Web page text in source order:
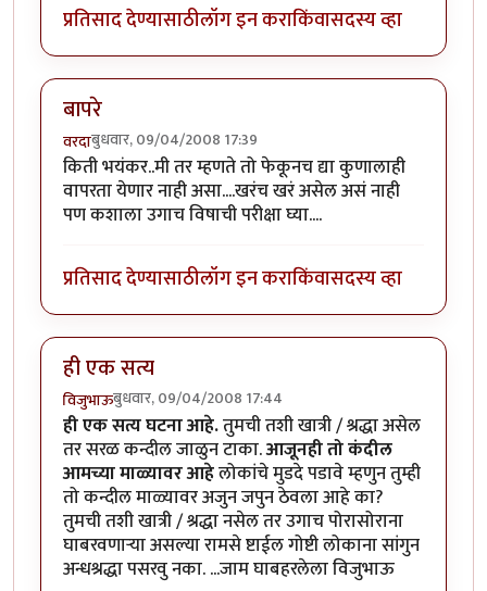
प्रतिसाद देण्यासाठीलॉग इन कराकिंवासदस्य व्हा
बापरे
वरदाबुधवार, 09/04/2008 17:39
किती भयंकर..मी तर म्हणते तो फेकूनच द्या कुणालाही
वापरता येणार नाही असा....खरंच खरं असेल असं नाही
पण कशाला उगाच विषाची परीक्षा घ्या....
प्रतिसाद देण्यासाठीलॉग इन कराकिंवासदस्य व्हा
ही एक सत्य
विजुभाऊबुधवार, 09/04/2008 17:44
ही एक सत्य घटना आहे.तुमची तशी खात्री / श्रद्धा असेल
तर सरळ कन्दील जाळुन टाका.आजूनही तो कंदील
आमच्या माळ्यावर आहेलोकांचे मुडदे पडावे म्हणुन तुम्ही
तो कन्दील माळ्यावर अजुन जपुन ठेवला आहे का?
तुमची तशी खात्री / श्रद्धा नसेल तर उगाच पोरासोराना
घाबरवणार्‍या असल्या रामसे ष्टाईल गोष्टी लोकाना सांगुन
अन्धश्रद्धा पसरवु नका. ...जाम घाबहरलेला विजुभाऊ